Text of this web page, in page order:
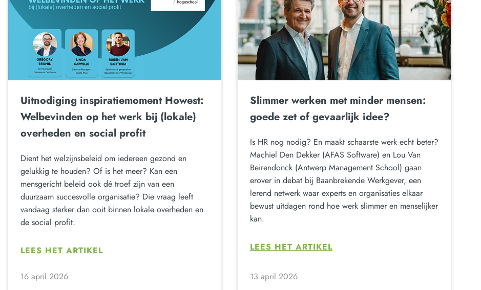
Uitnodiging inspiratiemoment Howest:
Welbevinden op het werk bij (lokale)
overheden en social profit
Dient het welzijnsbeleid om iedereen gezond en
gelukkig te houden? Of is het meer? Kan een
mensgericht beleid ook dé troef zijn van een
duurzaam succesvolle organisatie? Die vraag leeft
vandaag sterker dan ooit binnen lokale overheden en
de social profit.
LEES HET ARTIKEL
16 april 2026
Slimmer werken met minder mensen:
goede zet of gevaarlijk idee?
Is HR nog nodig? En maakt schaarste werk echt beter?
Machiel Den Dekker (AFAS Software) en Lou Van
Beirendonck (Antwerp Management School) gaan
erover in debat bij Baanbrekende Werkgever, een
lerend netwerk waar experts en organisaties elkaar
bewust uitdagen rond hoe werk slimmer en menselijker
kan.
LEES HET ARTIKEL
13 april 2026